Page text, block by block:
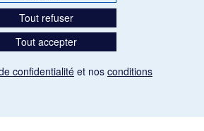
Tout refuser
Tout accepter
confidentialité et nos conditions